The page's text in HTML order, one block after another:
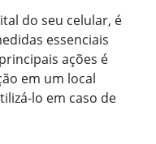
do seu celular, é
essenciais
ações é
em um local
lo em caso de